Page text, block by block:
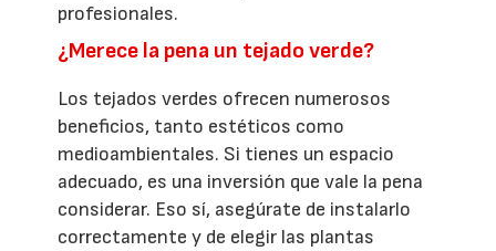
profesionales.
¿Merece la pena un tejado verde?
Los tejados verdes ofrecen numerosos
beneficios, tanto estéticos como
medioambientales. Si tienes un espacio
adecuado, es una inversión que vale la pena
considerar. Eso sí, asegúrate de instalarlo
correctamente y de elegir las plantas